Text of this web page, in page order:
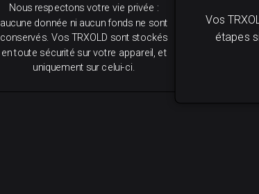
Vos
étapes
Nous respectons votre vie privée :
aucune donnée ni aucun fonds ne sont
conservés. Vos TRXOLD sont stockés
en toute sécurité sur votre appareil, et
uniquement sur celui-ci.